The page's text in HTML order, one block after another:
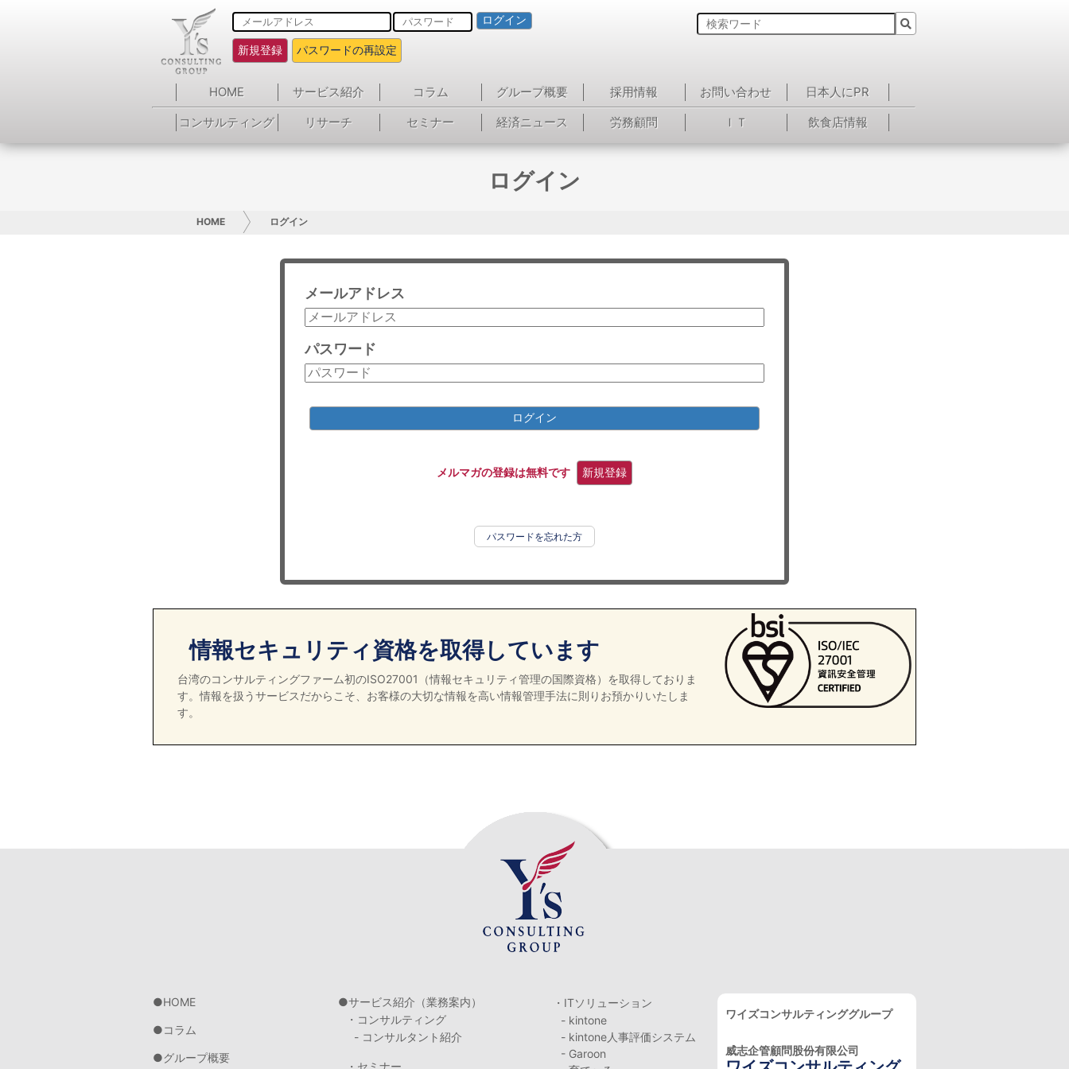
ログイン
新規登録 パスワードの再設定
HOME サービス紹介 コラム グループ概要 採用情報 お問い合わせ
日本人にPR
コンサルティング
リサーチ セミナー 経済ニュース 労務顧問 ＩＴ 飲食店情報
ログイン
HOME ログイン
メールアドレス
パスワード
ログイン
メルマガの登録は無料です 新規登録
パスワードを忘れた方
情報セキュリティ資格を取得しています
台湾のコンサルティングファーム初のISO27001（情報セキュリティ管理の国際資格）を取得しておりま
す。情報を扱うサービスだからこそ、お客様の大切な情報を高い情報管理手法に則りお預かりいたしま
す。
HOME
コラム
グループ概要
サービス紹介（業務案内）
・コンサルティング
- コンサルタント紹介
・セミナー
・ITソリューション
- kintone
- kintone人事評価システム
- Garoon
ワイズコンサルティンググループ
威志企管顧問股份有限公司